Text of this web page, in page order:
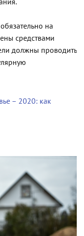
на
средствами
должны проводить
– 2020: как